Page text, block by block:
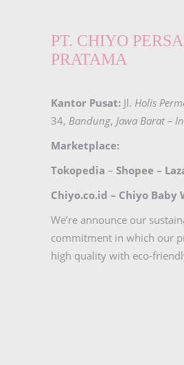
PT. CHIYO
PRATAMA
Kantor Pusat: Jl. Holis
34, Bandung, Jawa Barat –
Marketplace:
Tokopedia – Shopee –
Chiyo.co.id – Chiyo Baby
We’re announce our
commitment in which our
high quality with eco-